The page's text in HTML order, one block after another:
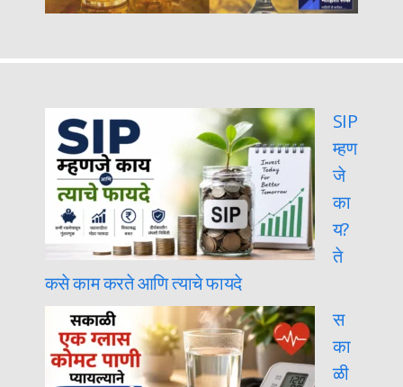
SIP
म्हण
जे
का
य?
ते
कसे काम करते आणि त्याचे फायदे
स
का
ळी